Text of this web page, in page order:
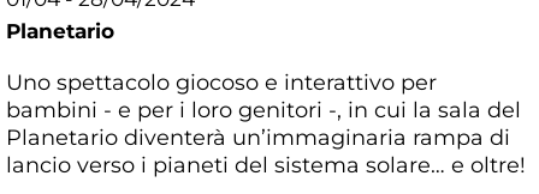
Planetario
Uno spettacolo giocoso e interattivo per
bambini - e per i loro genitori -, in cui la sala del
Planetario diventerà un’immaginaria rampa di
lancio verso i pianeti del sistema solare… e oltre!